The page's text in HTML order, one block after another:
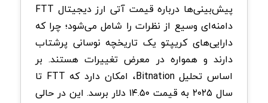
پیش‌بینی‌ها درباره قیمت آتی ارز دیجیتال FTT
دامنه‌ای وسیع از نظرات را شامل می‌شود؛ چرا که
دارایی‌های کریپتو یک تاریخچه‌ نوسانی پرشتاب
دارند و همواره در معرض تغییرات هستند. بر
اساس تحلیل Bitnation، امکان دارد که FTT تا
سال ۲۰۲۵ به قیمت ۱۴.۵۰ دلار برسد. این در حالی